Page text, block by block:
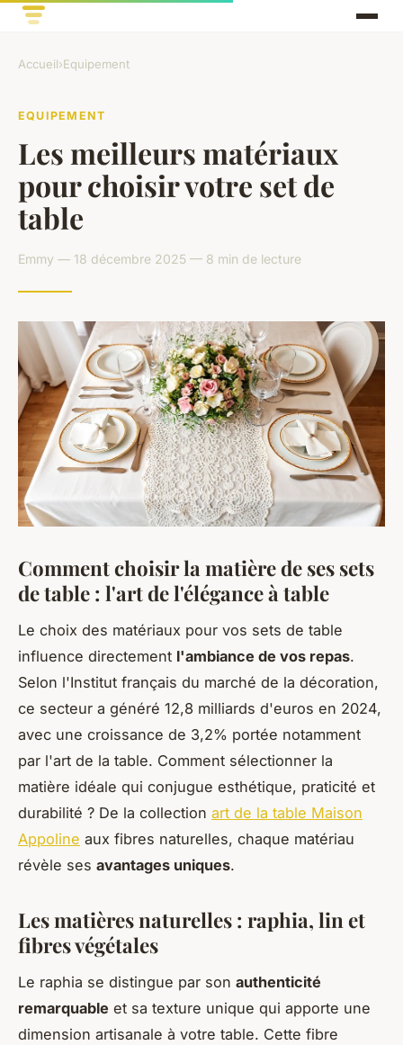
Accueil›Equipement
EQUIPEMENT
Les meilleurs matériaux
pour choisir votre set de
table
Emmy — 18 décembre 2025 — 8 min de lecture
Comment choisir la matière de ses sets
de table : l'art de l'élégance à table
Le choix des matériaux pour vos sets de table
influence directement l'ambiance de vos repas.
Selon l'Institut français du marché de la décoration,
ce secteur a généré 12,8 milliards d'euros en 2024,
avec une croissance de 3,2% portée notamment
par l'art de la table. Comment sélectionner la
matière idéale qui conjugue esthétique, praticité et
durabilité ? De la collection art de la table Maison
Appoline aux fibres naturelles, chaque matériau
révèle ses avantages uniques.
Les matières naturelles : raphia, lin et
fibres végétales
Le raphia se distingue par son authenticité
remarquable et sa texture unique qui apporte une
dimension artisanale à votre table. Cette fibre